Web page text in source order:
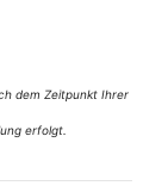
dem Zeitpunkt Ihrer
erfolgt.